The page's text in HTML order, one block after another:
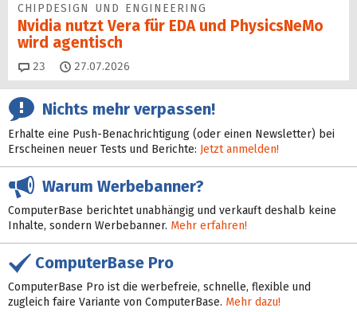
CHIPDESIGN UND ENGINEERING
Nvidia nutzt Vera für EDA und PhysicsNeMo
wird agentisch
23 Kommentare
27.07.2026
Nichts mehr verpassen!
Erhalte eine Push-Benachrichtigung (oder einen Newsletter) bei
Erscheinen neuer Tests und Berichte: Jetzt anmelden!
Warum Werbebanner?
ComputerBase berichtet unabhängig und verkauft deshalb keine
Inhalte, sondern Werbebanner. Mehr erfahren!
ComputerBase Pro
ComputerBase Pro ist die werbefreie, schnelle, flexible und
zugleich faire Variante von ComputerBase. Mehr dazu!